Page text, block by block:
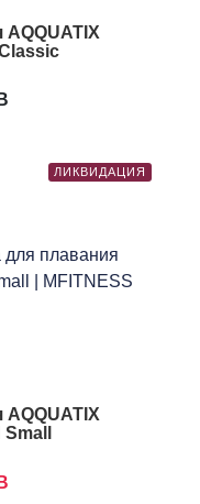
ЛИКВИДАЦИЯ